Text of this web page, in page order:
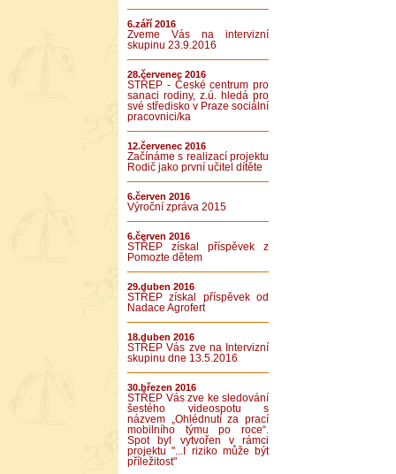
6.září 2016
Zveme Vás na intervizní
skupinu 23.9.2016
28.červenec 2016
STŘEP - České centrum pro
sanaci rodiny, z.ú. hledá pro
své středisko v Praze sociální
pracovnici/ka
12.červenec 2016
Začínáme s realizací projektu
Rodič jako první učitel dítěte
6.červen 2016
Výroční zpráva 2015
6.červen 2016
STŘEP získal příspěvek z
Pomozte dětem
29.duben 2016
STŘEP získal příspěvek od
Nadace Agrofert
18.duben 2016
STŘEP Vás zve na Intervizní
skupinu dne 13.5.2016
30.březen 2016
STŘEP Vás zve ke sledování
šestého videospotu s
názvem „Ohlédnutí za prací
mobilního týmu po roce“.
Spot byl vytvořen v rámci
projektu "...I riziko může být
příležitost"